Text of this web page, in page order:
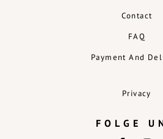
Contact
FAQ
Payment And
Privacy
FOLGE